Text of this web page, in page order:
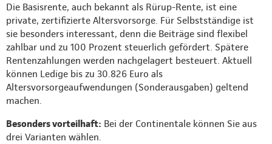
Die Basisrente, auch bekannt als Rürup-Rente, ist eine
private, zertifizierte Altersvorsorge. Für Selbstständige ist
sie besonders interessant, denn die Beiträge sind flexibel
zahlbar und zu 100 Prozent steuerlich gefördert. Spätere
Rentenzahlungen werden nachgelagert besteuert. Aktuell
können Ledige bis zu 30.826 Euro als
Altersvorsorgeaufwendungen (Sonderausgaben) geltend
machen.
Besonders vorteilhaft: Bei der Continentale können Sie aus
drei Varianten wählen.